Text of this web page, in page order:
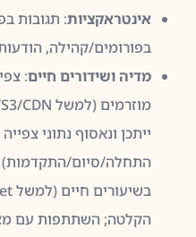
אינטראקציות: תגובות
בפורומים/קהילה,
מדיה ושידורים חיים:
ייתכן ונאסוף נתוני
התחלה/סיום/התקדמות)
הקלטה; השתתפות עם